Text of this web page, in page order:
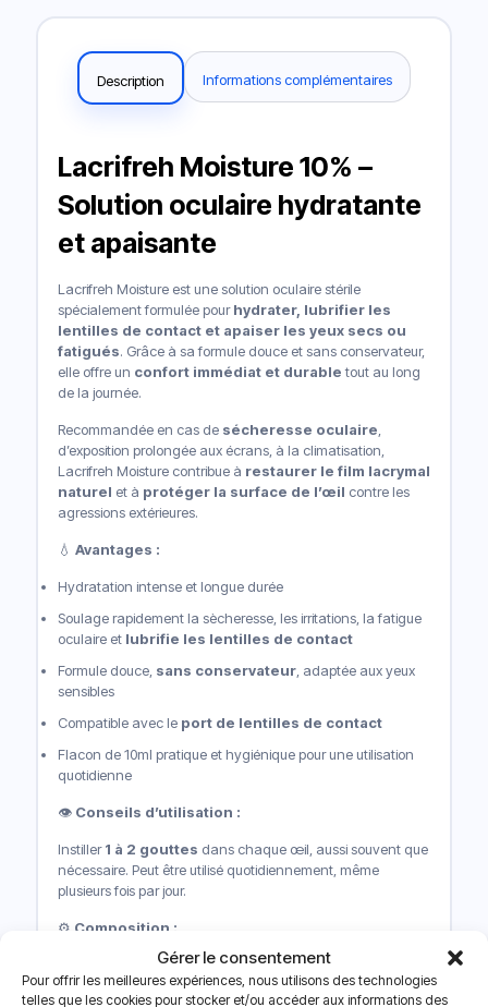
Gérer le consentement
Pour offrir les meilleures expériences, nous utilisons des technologies
telles que les cookies pour stocker et/ou accéder aux informations des
Description Informations complémentaires
Lacrifreh Moisture 10% –
Solution oculaire hydratante
et apaisante
Lacrifreh Moisture est une solution oculaire stérile
spécialement formulée pourhydrater, lubrifier les
lentilles de contact et apaiser les yeux secs ou
fatigués. Grâce à sa formule douce et sans conservateur,
elle offre un confort immédiat et durabletout au long
de la journée.
Recommandée en cas de sécheresse oculaire
d’exposition prolongée aux écrans, à la climatisation,
Lacrifreh Moisture contribue à restaurer le film lacrymal
naturel et à protéger la surface de l’œil contre les
agressions extérieures.
💧 Avantages :
Hydratation intense et longue durée
Soulage rapidement la sècheresse, les irritations, la fatigue
oculaire et lubrifie les lentilles de contact
Formule douce, sans conservateur, adaptée aux yeux
sensibles
Compatible avec le port de lentilles de contact
Flacon de 10ml pratique et hygiénique pour une utilisation
quotidienne
👁️Conseils d’utilisation :
Instiller1 à 2 gouttes dans chaque œil, aussi souvent que
nécessaire. Peut être utilisé quotidiennement, même
plusieurs fois par jour.
⚙️ Composition :
Solution isotonique contenant de l’hyaluronate de
sodium.